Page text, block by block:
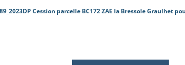
89_2023DP Cession parcelle BC172 ZAE la Bressole Graulhet